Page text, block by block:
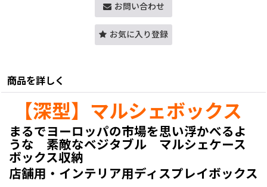
お問い合わせ
お気に入り登録
商品を詳しく
【深型】マルシェボックス
まるでヨーロッパの市場を思い浮かべるよ
うな 素敵なベジタブル マルシェケース
ボックス収納
店舗用・インテリア用ディスプレイボックス